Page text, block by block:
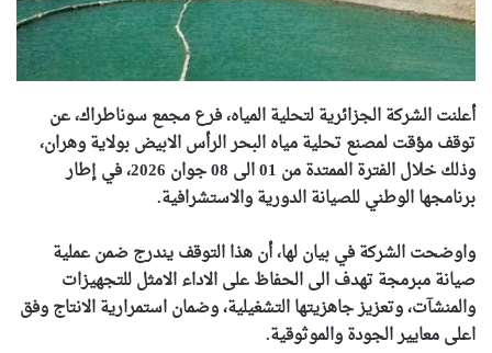
أعلنت الشركة الجزائرية لتحلية المياه، فرع مجمع سوناطراك، عن
توقف مؤقت لمصنع تحلية مياه البحر الرأس الابيض بولاية وهران،
وذلك خلال الفترة الممتدة من 01 الى 08 جوان 2026، في إطار
برنامجها الوطني للصيانة الدورية والاستشرافية.
واوضحت الشركة في بيان لها، أن هذا التوقف يندرج ضمن عملية
صيانة مبرمجة تهدف الى الحفاظ على الاداء الامثل للتجهيزات
والمنشآت، وتعزيز جاهزيتها التشغيلية، وضمان استمرارية الانتاج وفق
اعلى معايير الجودة والموثوقية.